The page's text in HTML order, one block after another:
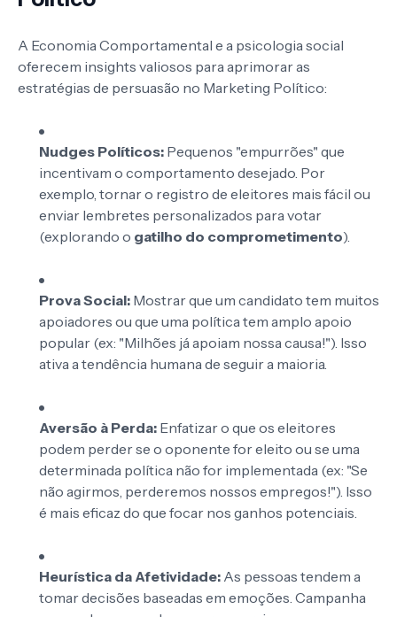
A Economia Comportamental e a psicologia social
oferecem insights valiosos para aprimorar as
estratégias de persuasão no Marketing Político:
Nudges Políticos: Pequenos "empurrões" que
incentivam o comportamento desejado. Por
exemplo, tornar o registro de eleitores mais fácil ou
enviar lembretes personalizados para votar
(explorando o gatilho do comprometimento).
Prova Social: Mostrar que um candidato tem muitos
apoiadores ou que uma política tem amplo apoio
popular (ex: "Milhões já apoiam nossa causa!"). Isso
ativa a tendência humana de seguir a maioria.
Aversão à Perda: Enfatizar o que os eleitores
podem perder se o oponente for eleito ou se uma
determinada política não for implementada (ex: "Se
não agirmos, perderemos nossos empregos!"). Isso
é mais eficaz do que focar nos ganhos potenciais.
Heurística da Afetividade: As pessoas tendem a
tomar decisões baseadas em emoções. Campanha